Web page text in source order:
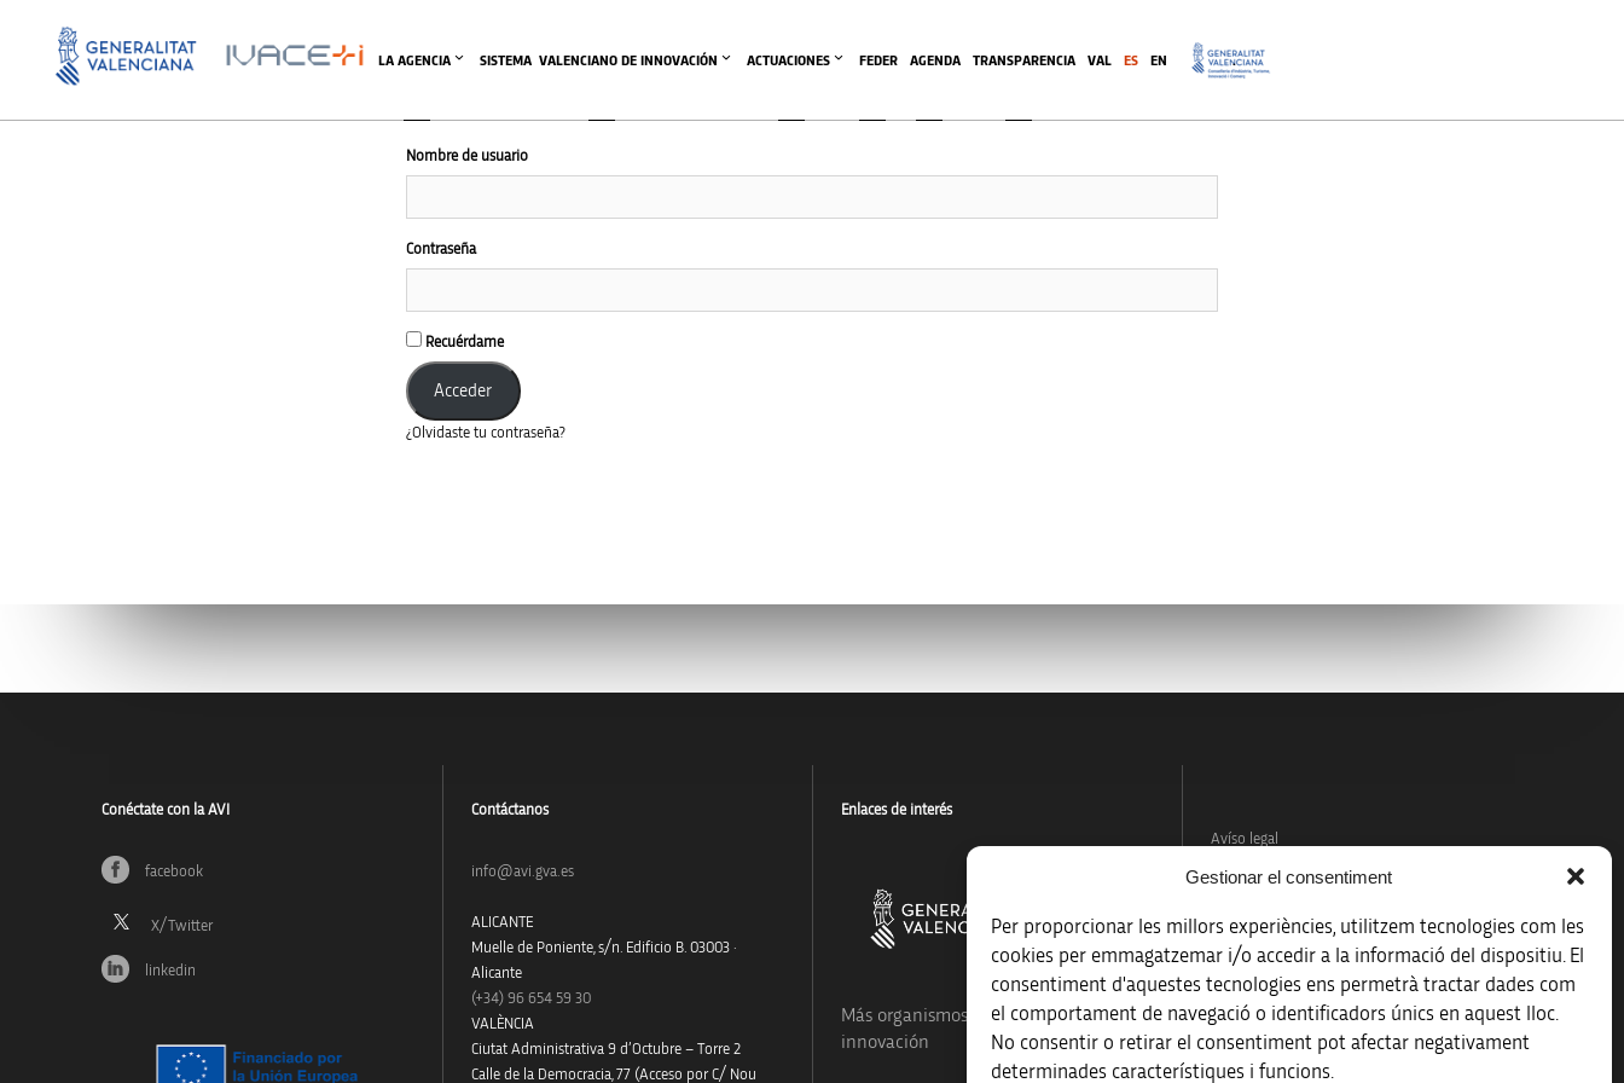
Gestionar el consentiment
Per proporcionar les millors experiències, utilitzem tecnologies com les
cookies per emmagatzemar i/o accedir a la informació del dispositiu. El
consentiment d'aquestes tecnologies ens permetrà tractar dades com
el comportament de navegació o identificadors únics en aquest lloc.
No consentir o retirar el consentiment pot afectar negativament
determinades característiques i funcions.
LA AGENCIA SISTEMA  VALENCIANO DE INNOVACIÓN ACTUACIONES FEDER AGENDA TRANSPARENCIA .
VAL ES EN
Nombre de usuario
Contraseña
Recuérdame
¿Olvidaste tu contraseña?
Conéctate con la AVI
facebook
linkedin
Contáctanos
info@avi.gva.es
ALICANTE
Muelle de Poniente, s/n. Edificio B. 03003 ·
Alicante
(+34) 96 654 59 30
VALÈNCIA
Ciutat Administrativa 9 d’Octubre – Torre 2
Calle de la Democracia, 77 (Acceso por C/ Nou
Enlaces de interés
Más organismos que apoyan a la
innovación
Avíso legal
Registro de actividades de tratamiento
Créditos
Accesibilidad